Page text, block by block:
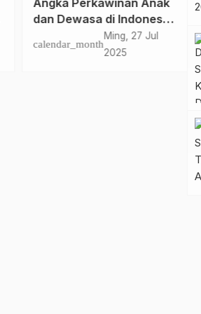
dan Dewasa di Indonesia
Alami Penurunan
Signifikan
calendar_month
Ming, 27 Jul
2025